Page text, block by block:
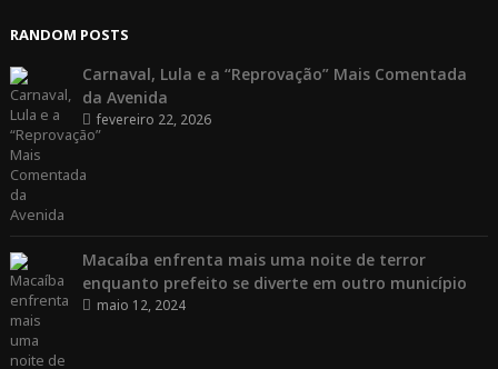
RANDOM POSTS
Carnaval, Lula e a “Reprovação” Mais Comentada
da Avenida
fevereiro 22, 2026
Macaíba enfrenta mais uma noite de terror
enquanto prefeito se diverte em outro município
maio 12, 2024